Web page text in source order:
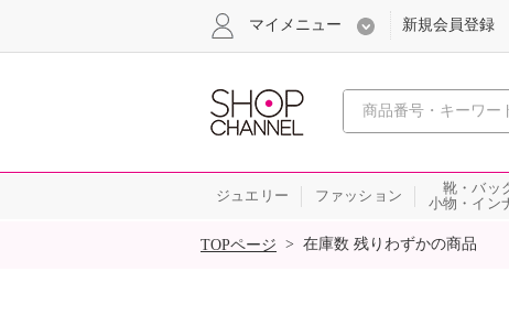
心おどる、
マイメニュー 新規会員登録
ジュエリー ファッション
靴・バッ
小物・イン
SALE
TOPページ > 在庫数 残りわずかの商品